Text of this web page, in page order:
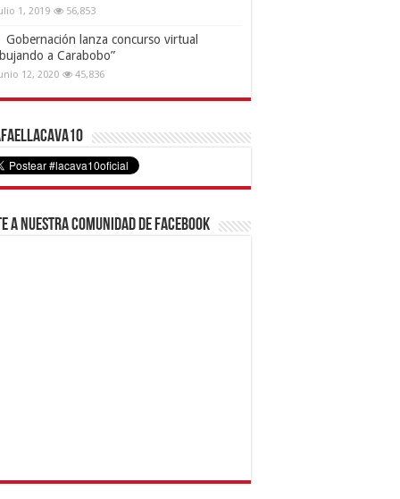
1, 2019 56,853
Gobernación lanza concurso virtual
a Carabobo”
12, 2020 45,836
a nuestra comunidad de Facebook